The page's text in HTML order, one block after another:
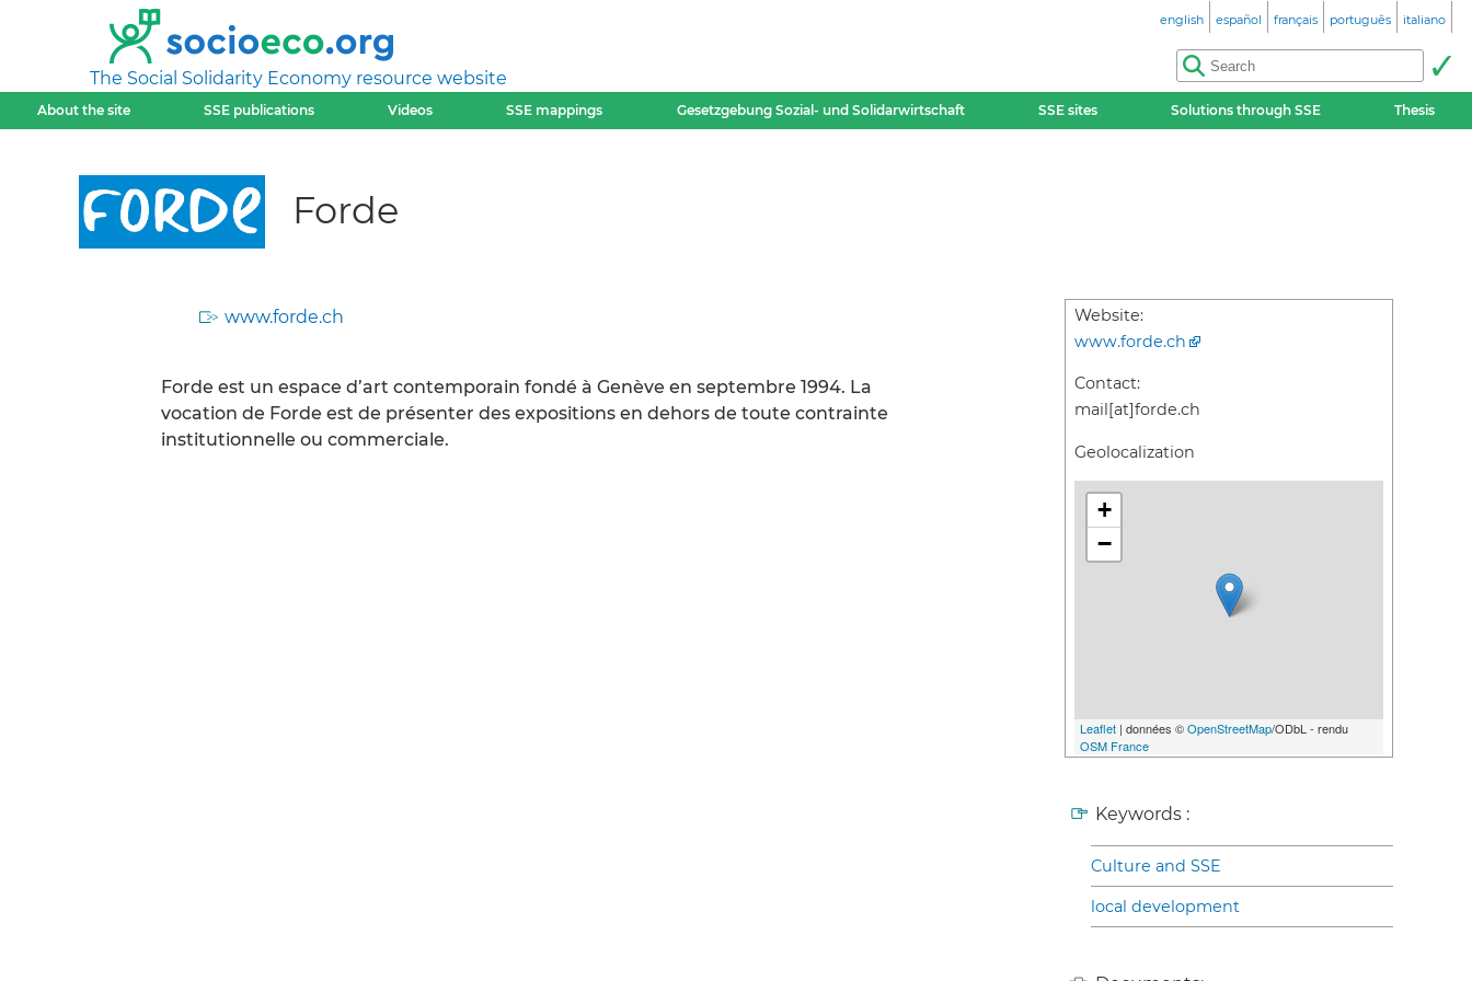
The Social Solidarity Economy resource website
english español français português italiano
About the site SSE publications Videos SSE mappings Gesetzgebung Sozial- und Solidarwirtschaft SSE sites Solutions through SSE Thesis
Forde
www.forde.ch
Forde est un espace d’art contemporain fondé à Genève en septembre 1994. La
vocation de Forde est de présenter des expositions en dehors de toute contrainte
institutionnelle ou commerciale.
Website:
www.forde.ch
Contact:
mail[at]forde.ch
Geolocalization
+
−
Leaflet | données ©OpenStreetMap/ODbL - rendu
OSM France
Keywords :
Culture and SSE
local development